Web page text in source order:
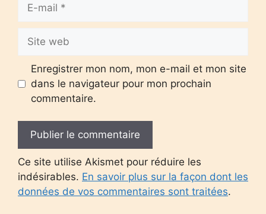
mail
web
Enregistrer mon nom, mon e-mail et mon site
dans le navigateur pour mon prochain
commentaire.
Ce site utilise Akismet pour réduire les
indésirables. En savoir plus sur la façon dont les
données de vos commentaires sont traitées.